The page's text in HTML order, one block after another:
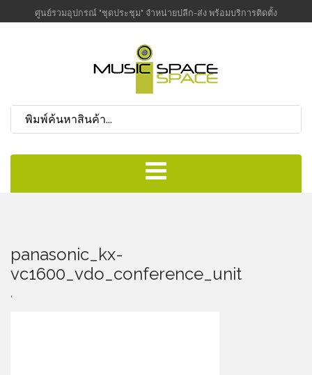
ศูนย์รวมอุปกรณ์ "ชุดประชุม" จำหน่ายปลีก-ส่ง พร้อมบริการติดตั้ง
panasonic_kx-
vc1600_vdo_conference_unit